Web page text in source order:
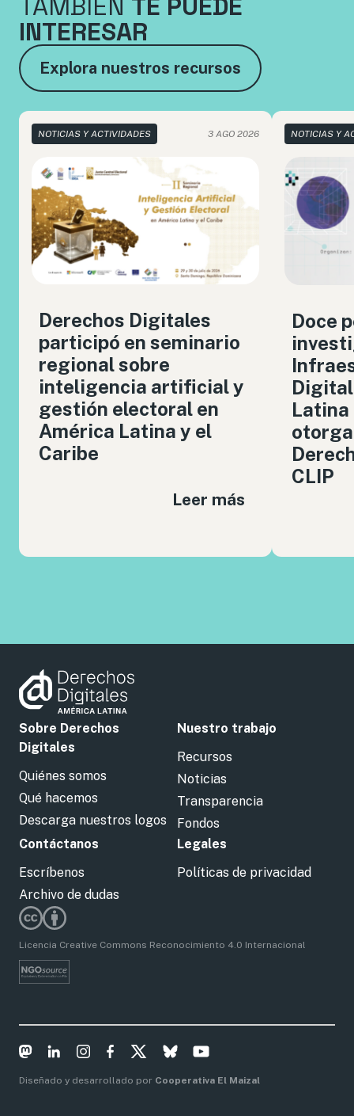
TAMBIÉN TE PUEDE
INTERESAR
Explora nuestros recursos
NOTICIAS Y ACTIVIDADES 3 AGO 2026
Derechos Digitales
participó en seminario
regional sobre
inteligencia artificial y
gestión electoral en
América Latina y el
Caribe
Leer más
NOTICIAS Y
Doce
Latina
CLIP
Sobre Derechos
Digitales
Quiénes somos
Qué hacemos
Descarga nuestros logos
Nuestro trabajo
Recursos
Noticias
Transparencia
Fondos
Contáctanos
Escríbenos
Archivo de dudas
Legales
Políticas de privacidad
Licencia Creative Commons Reconocimiento 4.0 Internacional
Diseñado y desarrollado por Cooperativa El Maizal